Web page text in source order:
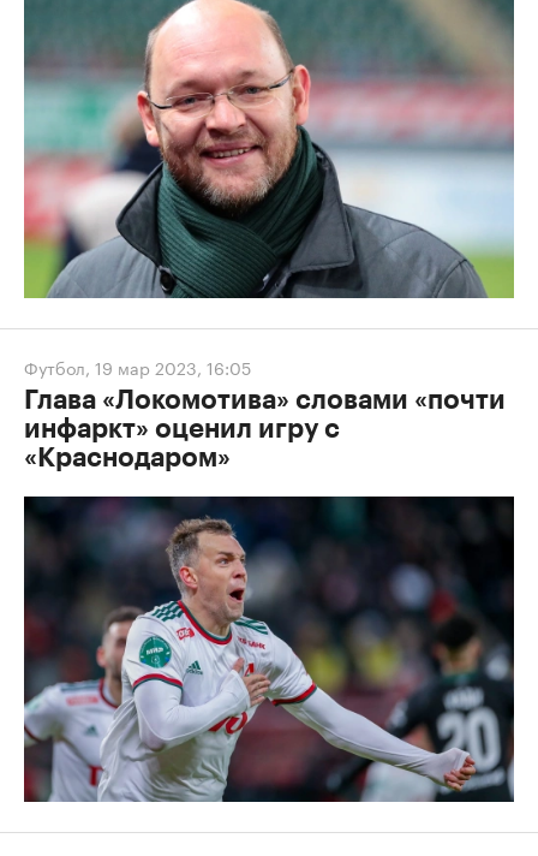
Футбол, 19 мар 2023, 16:05
Глава «Локомотива» словами «почти
инфаркт» оценил игру с
«Краснодаром»